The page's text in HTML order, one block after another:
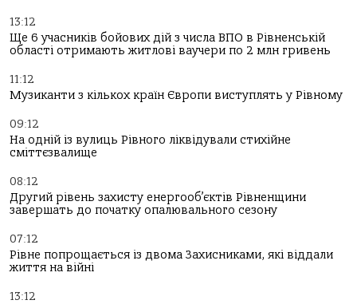
13:12
Ще 6 учасників бойових дій з числа ВПО в Рівненській
області отримають житлові ваучери по 2 млн гривень
11:12
Музиканти з кількох країн Європи виступлять у Рівному
09:12
На одній із вулиць Рівного ліквідували стихійне
сміттєзвалище
08:12
Другий рівень захисту енергооб’єктів Рівненщини
завершать до початку опалювального сезону
07:12
Рівне попрощається із двома Захисниками, які віддали
життя на війні
13:12